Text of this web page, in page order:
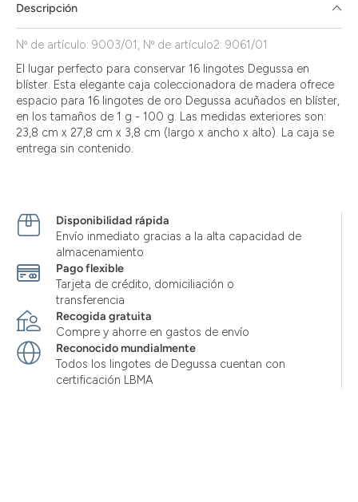
die
Zustimmung
aktivieren.
Descripción
Nº de artículo: 9003/01, Nº de artículo2: 9061/01
El lugar perfecto para conservar 16 lingotes Degussa en
blíster. Esta elegante caja coleccionadora de madera ofrece
espacio para 16 lingotes de oro Degussa acuñados en blíster,
en los tamaños de 1 g - 100 g. Las medidas exteriores son:
23,8 cm x 27,8 cm x 3,8 cm (largo x ancho x alto). La caja se
entrega sin contenido.
Disponibilidad rápida
Envío inmediato gracias a la alta capacidad de
almacenamiento
Pago flexible
Tarjeta de crédito, domiciliación o
transferencia
Recogida gratuita
Compre y ahorre en gastos de envío
Reconocido mundialmente
Todos los lingotes de Degussa cuentan con
certificación LBMA